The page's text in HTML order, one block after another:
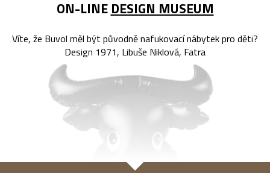
ON-LINE DESIGN MUSEUM
Víte, že Buvol měl být původně nafukovací nábytek pro děti?
Design 1971, Libuše Niklová, Fatra